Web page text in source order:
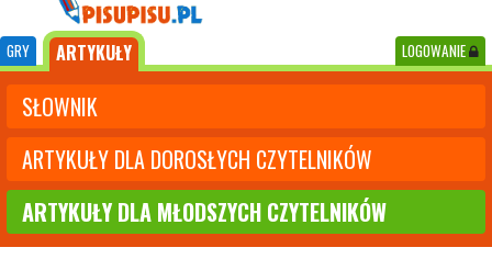
GRY ARTYKUŁY LOGOWANIE
SŁOWNIK
ARTYKUŁY DLA DOROSŁYCH CZYTELNIKÓW
ARTYKUŁY DLA MŁODSZYCH CZYTELNIKÓW